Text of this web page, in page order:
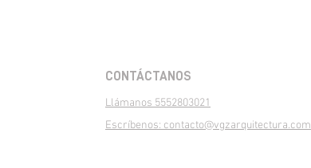
CONTÁCTANOS
Llámanos 5552803021
Escríbenos: contacto@vgzarquitectura.com